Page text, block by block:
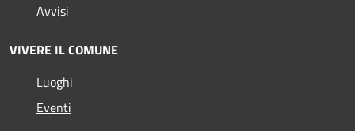
Avvisi
VIVERE IL COMUNE
Luoghi
Eventi